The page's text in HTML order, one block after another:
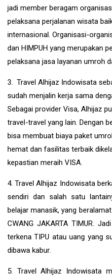
jadi member beragam
pelaksana perjalanan wisata
internasional. Organisasi-
dan HIMPUH yang merupakan
pelaksana jasa layanan umroh
3. Travel Alhijaz Indowisata
sudah menjalin kerja sama
Sebagai provider Visa, Alhijaz
travel-travel yang lain. Dengan
bisa membuat biaya paket
hemat dan fasilitas terbaik
kepastian meraih VISA.
4. Travel Alhijaz Indowisata
sendiri dan salah satu
belajar manasik, yang
CWANG JAKARTA TIMUR.
terkena TIPU atau uang yang
dibawa kabur.
5. Travel Alhijaz Indowisata